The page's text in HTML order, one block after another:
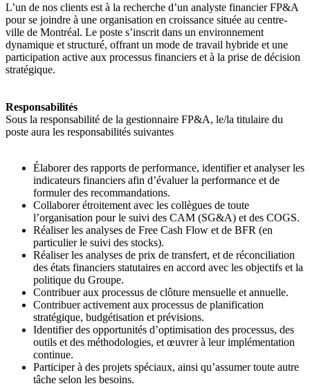
L’un de nos clients est à la recherche d’un analyste financier FP&A
pour se joindre à une organisation en croissance située au centre-
ville de Montréal. Le poste s’inscrit dans un environnement
dynamique et structuré, offrant un mode de travail hybride et une
participation active aux processus financiers et à la prise de décision
stratégique.
Responsabilités
Sous la responsabilité de la gestionnaire FP&A, le/la titulaire du
poste aura les responsabilités suivantes
Élaborer des rapports de performance, identifier et analyser les
indicateurs financiers afin d’évaluer la performance et de
formuler des recommandations.
Collaborer étroitement avec les collègues de toute
l’organisation pour le suivi des CAM (SG&A) et des COGS.
Réaliser les analyses de Free Cash Flow et de BFR (en
particulier le suivi des stocks).
Réaliser les analyses de prix de transfert, et de réconciliation
des états financiers statutaires en accord avec les objectifs et la
politique du Groupe.
Contribuer aux processus de clôture mensuelle et annuelle.
Contribuer activement aux processus de planification
stratégique, budgétisation et prévisions.
Identifier des opportunités d’optimisation des processus, des
outils et des méthodologies, et œuvrer à leur implémentation
continue.
Participer à des projets spéciaux, ainsi qu’assumer toute autre
tâche selon les besoins.